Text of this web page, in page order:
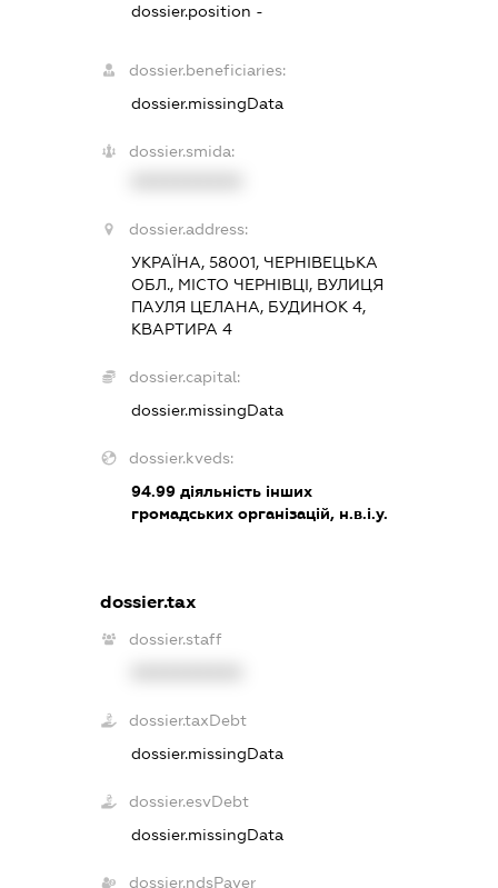
dossier.position -
dossier.beneficiaries:
dossier.missingData
dossier.smida:
dossier.address:
УКРАЇНА, 58001, ЧЕРНІВЕЦЬКА
ОБЛ., МІСТО ЧЕРНІВЦІ, ВУЛИЦЯ
ПАУЛЯ ЦЕЛАНА, БУДИНОК 4,
КВАРТИРА 4
dossier.capital:
dossier.missingData
dossier.kveds:
94.99діяльність інших
громадських організацій, н.в.і.у.
dossier.tax
dossier.staff
dossier.taxDebt
dossier.missingData
dossier.esvDebt
dossier.missingData
dossier.ndsPayer